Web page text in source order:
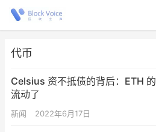
代币
Celsius 资不抵债的背后：ETH
流动了
新闻 2022年6月17日